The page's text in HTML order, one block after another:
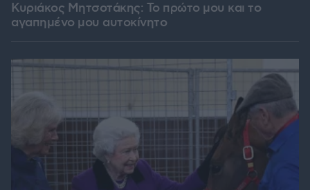
Κυριάκος Μητσοτάκης: Το πρώτο μου και το
αγαπημένο μου αυτοκίνητο